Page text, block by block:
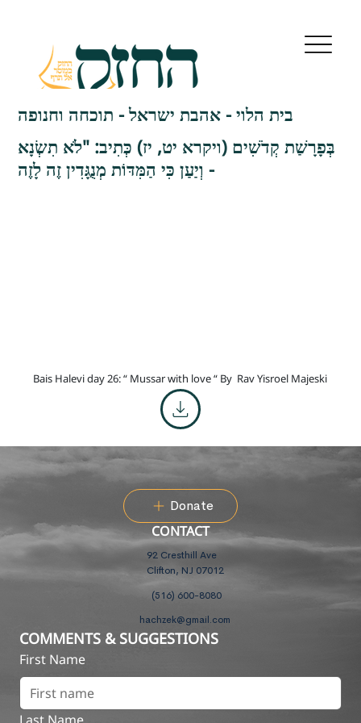
בית הלוי - אהבת ישראל - תוכחה וחנופה
בְּפָרָשַׁת קְדֹשִׁים (ויקרא יט, יז) כְּתִיב: "לֹא תִשְׂנָא
- וְיַעַן כִּי הַמִּדּוֹת מְנֻגָּדִין זֶה לָזֶה
Bais Halevi day 26: “ Mussar with love “ By Rav Yisroel Majeski
Donate
CONTACT
92 Cresthill Ave
Clifton, NJ 07012
(516) 600-8080
hachzek@gmail.com
COMMENTS & SUGGESTIONS
First Name